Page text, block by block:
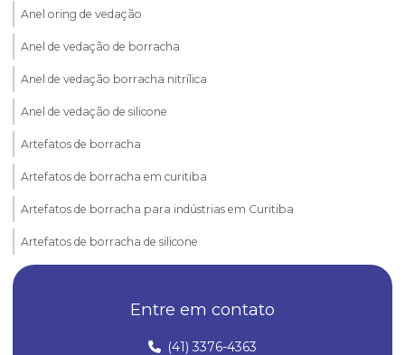
Anel oring de vedação
Anel de vedação de borracha
Anel de vedação borracha nitrílica
Anel de vedação de silicone
Artefatos de borracha
Artefatos de borracha em curitiba
Artefatos de borracha para indústrias em Curitiba
Artefatos de borracha de silicone
Borrachas automotivas
Borrachas automotivas curitiba
Diafragma de borracha
Entre em contato
(41) 3376-4363